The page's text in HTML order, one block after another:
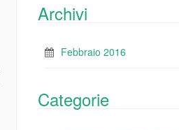
Archivi
Febbraio 2016
Categorie